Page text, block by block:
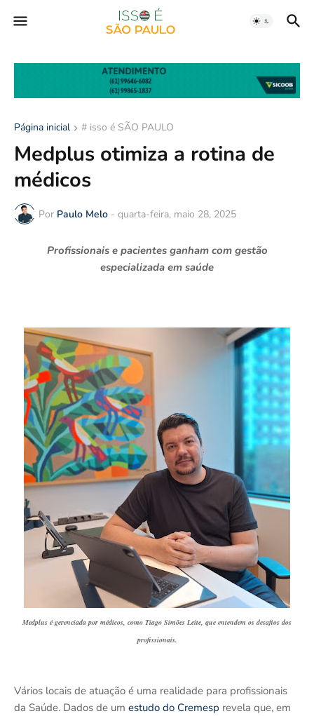
Página inicial # isso é SÃO PAULO
Medplus otimiza a rotina de
médicos
Por Paulo Melo - quarta-feira, maio 28, 2025
Profissionais e pacientes ganham com gestão
especializada em saúde
Medplus é gerenciada por médicos, como Tiago Simões Leite, que entendem os desafios dos
profissionais.
Vários locais de atuação é uma realidade para profissionais
da Saúde. Dados de um estudo do Cremesp revela que, em